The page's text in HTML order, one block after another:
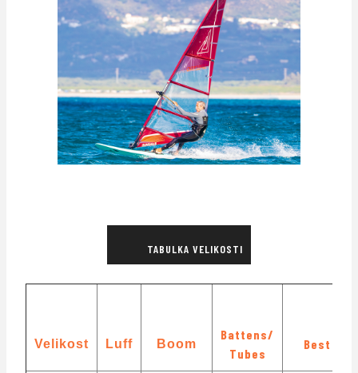
TABULKA VELIKOSTI
Velikost Luff Boom
Battens/
Tubes
Best